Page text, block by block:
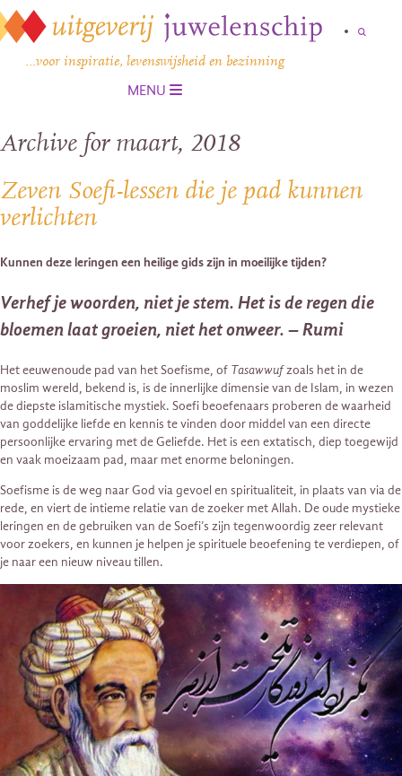
…voor inspiratie, levenswijsheid en bezinning
MENU
Archive for maart, 2018
Zeven Soefi-lessen die je pad kunnen
verlichten
Kunnen deze leringen een heilige gids zijn in moeilijke tijden?
Verhef je woorden, niet je stem. Het is de regen die
bloemen laat groeien, niet het onweer. –Rumi
Het eeuwenoude pad van het Soefisme, of Tasawwufzoals het in de
moslim wereld, bekend is, is de innerlijke dimensie van de Islam, in wezen
de diepste islamitische mystiek. Soefi beoefenaars proberen de waarheid
van goddelijke liefde en kennis te vinden door middel van een directe
persoonlijke ervaring met de Geliefde. Het is een extatisch, diep toegewijd
en vaak moeizaam pad, maar met enorme beloningen.
Soefisme is de weg naar God via gevoel en spiritualiteit, in plaats van via de
rede, en viert de intieme relatie van de zoeker met Allah. De oude mystieke
leringen en de gebruiken van de Soefi’s zijn tegenwoordig zeer relevant
voor zoekers, en kunnen je helpen je spirituele beoefening te verdiepen, of
je naar een nieuw niveau tillen.